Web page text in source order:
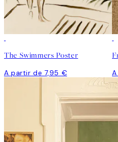
The Swimmers Poster
A partir de 7,95 €